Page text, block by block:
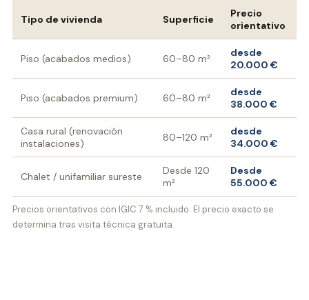
Tipo de vivienda Superficie
Precio
orientativo
Piso (acabados medios) 60–80 m²
desde
20.000 €
Piso (acabados premium) 60–80 m²
desde
38.000 €
Casa rural (renovación
instalaciones)
80–120 m²
desde
34.000 €
Chalet / unifamiliar sureste
Desde 120
m²
Desde
55.000 €
Precios orientativos con IGIC 7 % incluido. El precio exacto se
determina tras visita técnica gratuita.